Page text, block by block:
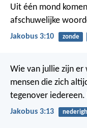
Uit één mond
afschuwelijke
Jakobus 3:10 zonde
Wie van jullie zijn er
mensen die zich
tegenover iedereen.
Jakobus 3:13